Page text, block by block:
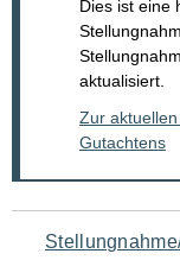
Dies ist eine
aktualisiert.
Zur
Gutachtens